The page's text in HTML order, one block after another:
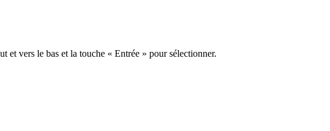
et vers le bas et la touche « Entrée » pour sélectionner.